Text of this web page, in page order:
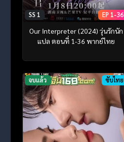
SS 1 EP 1-36
Our Interpreter (2024) วุ่นรักนัก
แปล ตอนที่ 1-36 พากย์ไทย
จบแล้ว ซับไทย